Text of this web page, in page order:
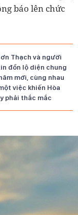
báo lên chức
Thạch và người
đồn lộ diện chung
mới, cùng nhau
việc khiến Hòa
phải thắc mắc